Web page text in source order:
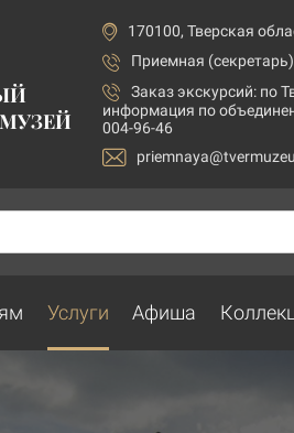
170100, Тверская
Приемная
Заказ экскурсий: по
информация по
004-96-46
Услуги Афиша